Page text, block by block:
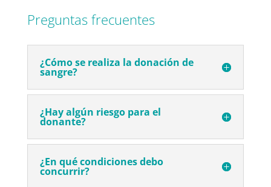
Preguntas frecuentes
¿Cómo se realiza la donación de
sangre?
¿Hay algún riesgo para el
donante?
¿En qué condiciones debo
concurrir?